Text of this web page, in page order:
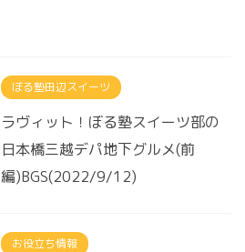
ぼる塾田辺スイーツ
ラヴィット！ぼる塾スイーツ部の
日本橋三越デパ地下グルメ(前
編)BGS(2022/9/12)
お役立ち情報